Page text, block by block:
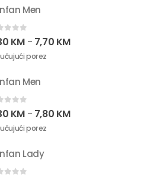
Men
of 5
KM – 7,70 KM
porez
Men
of 5
KM – 7,80 KM
porez
Lady